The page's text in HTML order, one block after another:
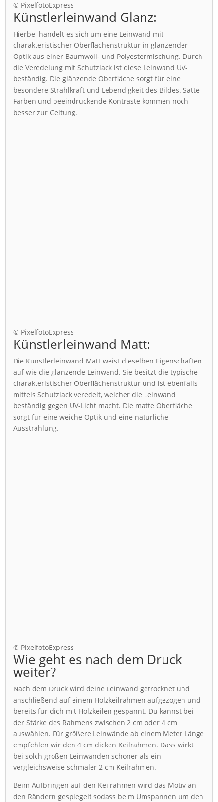
© PixelfotoExpress
Künstlerleinwand Glanz:
Hierbei handelt es sich um eine Leinwand mit
charakteristischer Oberflächenstruktur in glänzender
Optik aus einer Baumwoll- und Polyestermischung. Durch
die Veredelung mit Schutzlack ist diese Leinwand UV-
beständig. Die glänzende Oberfläche sorgt für eine
besondere Strahlkraft und Lebendigkeit des Bildes. Satte
Farben und beeindruckende Kontraste kommen noch
besser zur Geltung.
© PixelfotoExpress
Künstlerleinwand Matt:
Die Künstlerleinwand Matt weist dieselben Eigenschaften
auf wie die glänzende Leinwand. Sie besitzt die typische
charakteristischer Oberflächenstruktur und ist ebenfalls
mittels Schutzlack veredelt, welcher die Leinwand
beständig gegen UV-Licht macht. Die matte Oberfläche
sorgt für eine weiche Optik und eine natürliche
Ausstrahlung.
© PixelfotoExpress
Wie geht es nach dem Druck
weiter?
Nach dem Druck wird deine Leinwand getrocknet und
anschließend auf einem Holzkeilrahmen aufgezogen und
bereits für dich mit Holzkeilen gespannt. Du kannst bei
der Stärke des Rahmens zwischen 2 cm oder 4 cm
auswählen. Für größere Leinwände ab einem Meter Länge
empfehlen wir den 4 cm dicken Keilrahmen. Dass wirkt
bei solch großen Leinwänden schöner als ein
vergleichsweise schmaler 2 cm Keilrahmen.
Beim Aufbringen auf den Keilrahmen wird das Motiv an
den Rändern gespiegelt sodass beim Umspannen um den